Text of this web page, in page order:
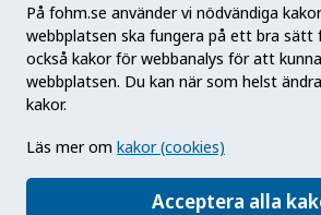
På fohm.se använder vi nödvändiga
webbplatsen ska fungera på ett bra sätt
också kakor för webbanalys för att
webbplatsen. Du kan när som helst
kakor.
Läs mer om kakor (cookies)
Acceptera alla
Folkhälsomyndigheten (Fohm) är
kunskapsmyndighet som
folkhälsa. Det gör myndigheten
främja hälsa, förebygga ohälsa
hälsohot. Vår vision är en